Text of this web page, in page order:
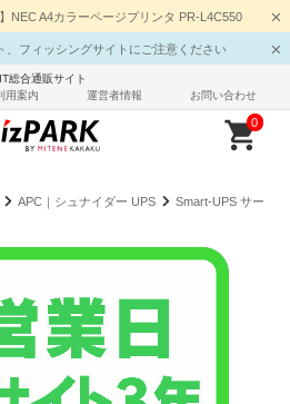
NEC A4カラーページプリンタ PR-L4C550
、フィッシングサイトにご注意ください
総合通販サイト
用案内
運営者情報 お問い合わせ
0
APC｜シュナイダー UPS
Smart-UPS サー